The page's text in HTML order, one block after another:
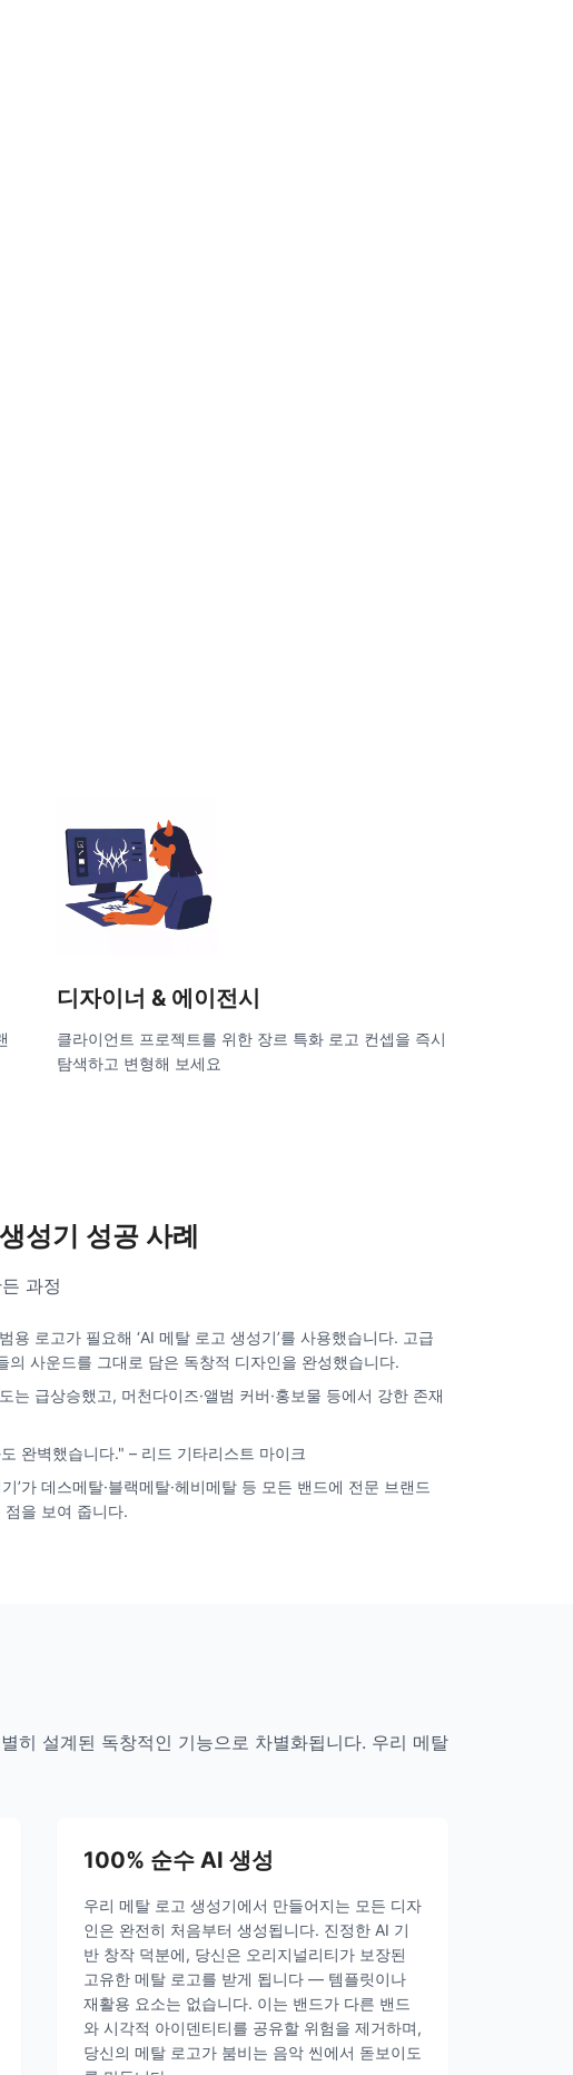
디자이너 & 에이전시
클라이언트 프로젝트를 위한 장르 특화 로고 컨셉을 즉시
탐색하고 변형해 보세요
성기 성공 사례
과정
용 로고가 필요해 ‘AI 메탈 로고 생성기’를 사용했습니다. 고급
의 사운드를 그대로 담은 독창적 디자인을 완성했습니다.
는 급상승했고, 머천다이즈·앨범 커버·홍보물 등에서 강한 존재
완벽했습니다." – 리드 기타리스트 마이크
’가 데스메탈·블랙메탈·헤비메탈 등 모든 밴드에 전문 브랜드
을 보여 줍니다.
히 설계된 독창적인 기능으로 차별화됩니다. 우리 메탈
100% 순수 AI 생성
우리 메탈 로고 생성기에서 만들어지는 모든 디자
인은 완전히 처음부터 생성됩니다. 진정한 AI 기
반 창작 덕분에, 당신은 오리지널리티가 보장된
고유한 메탈 로고를 받게 됩니다 — 템플릿이나
재활용 요소는 없습니다. 이는 밴드가 다른 밴드
와 시각적 아이덴티티를 공유할 위험을 제거하며,
당신의 메탈 로고가 붐비는 음악 씬에서 돋보이도